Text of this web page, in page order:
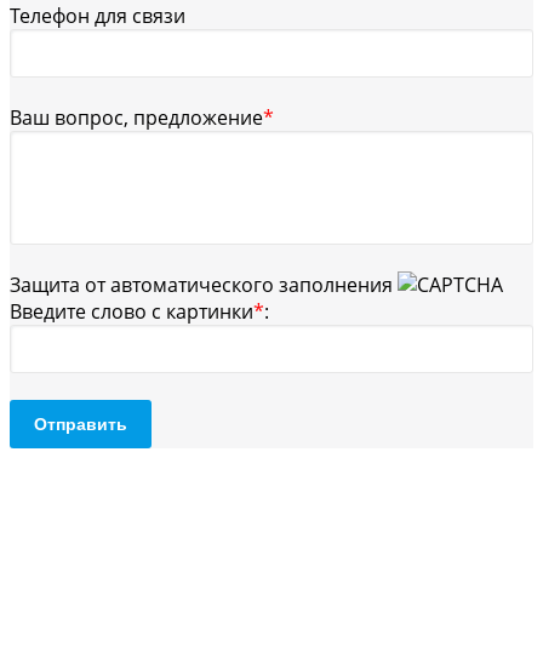
Телефон для связи
Ваш вопрос, предложение*
Защита от автоматического заполнения
Введите слово с картинки*:
Отправить